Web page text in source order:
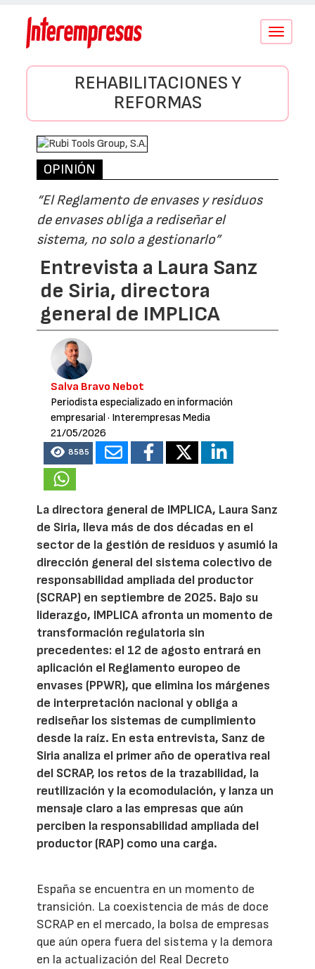
Conmutar
REHABILITACIONES Y
REFORMAS
OPINIÓN
“El Reglamento de envases y residuos
de envases obliga a rediseñar el
sistema, no solo a gestionarlo”
Entrevista a Laura Sanz
de Siria, directora
general de IMPLICA
Salva Bravo Nebot
Periodista especializado en información
empresarial· Interempresas Media
21/05/2026
8585
La directora general de IMPLICA, Laura Sanz
de Siria, lleva más de dos décadas en el
sector de la gestión de residuos y asumió la
dirección general del sistema colectivo de
responsabilidad ampliada del productor
(SCRAP) en septiembre de 2025. Bajo su
liderazgo, IMPLICA afronta un momento de
transformación regulatoria sin
precedentes: el 12 de agosto entrará en
aplicación el Reglamento europeo de
envases (PPWR), que elimina los márgenes
de interpretación nacional y obliga a
rediseñar los sistemas de cumplimiento
desde la raíz. En esta entrevista, Sanz de
Siria analiza el primer año de operativa real
del SCRAP, los retos de la trazabilidad, la
reutilización y la ecomodulación, y lanza un
mensaje claro a las empresas que aún
perciben la responsabilidad ampliada del
productor (RAP) como una carga.
España se encuentra en un momento de
transición. La coexistencia de más de doce
SCRAP en el mercado, la bolsa de empresas
que aún opera fuera del sistema y la demora
en la actualización del Real Decreto